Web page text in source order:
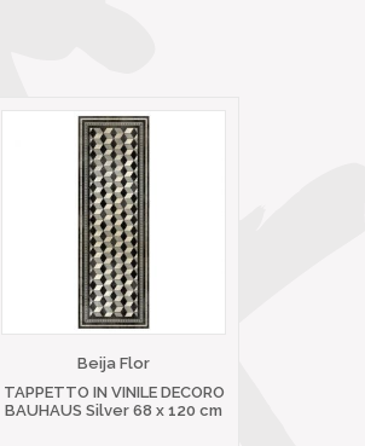
Beija Flor
TAPPETTO IN VINILE DECORO
BAUHAUS Silver 68 x 120 cm